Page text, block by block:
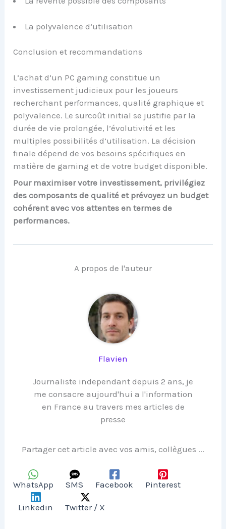
La polyvalence d’utilisation
Conclusion et recommandations
L’achat d’un PC gaming constitue un
investissement judicieux pour les joueurs
recherchant performances, qualité graphique et
polyvalence. Le surcoût initial se justifie par la
durée de vie prolongée, l’évolutivité et les
multiples possibilités d’utilisation. La décision
finale dépend de vos besoins spécifiques en
matière de gaming et de votre budget disponible.
Pour maximiser votre investissement, privilégiez
des composants de qualité et prévoyez un budget
cohérent avec vos attentes en termes de
performances.
A propos de l'auteur
Flavien
Journaliste independant depuis 2 ans, je
me consacre aujourd'hui a l'information
en France au travers mes articles de
presse
Partager cet article avec vos amis, collègues ...
WhatsApp SMS Facebook Pinterest
Linkedin Twitter / X